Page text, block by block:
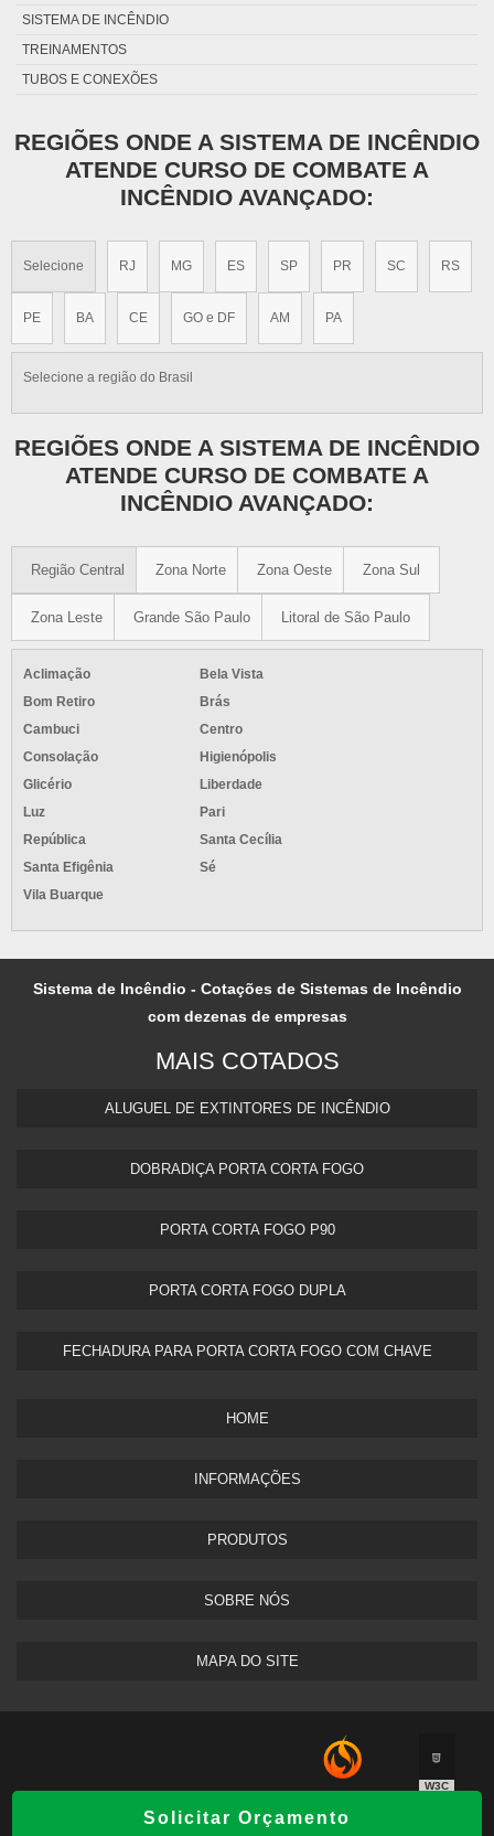
Solicitar Orçamento
SISTEMA DE INCÊNDIO
TREINAMENTOS
TUBOS E CONEXÕES
REGIÕES ONDE A SISTEMA DE INCÊNDIO
ATENDE CURSO DE COMBATE A
INCÊNDIO AVANÇADO:
Selecione RJ MG ES SP PR SC RS
PE BA CE GO e DF AM PA
Selecione a região do Brasil
REGIÕES ONDE A SISTEMA DE INCÊNDIO
ATENDE CURSO DE COMBATE A
INCÊNDIO AVANÇADO:
Região Central Zona Norte Zona Oeste Zona Sul
Zona Leste Grande São Paulo Litoral de São Paulo
Aclimação
Bela Vista
Bom Retiro
Brás
Cambuci
Centro
Consolação
Higienópolis
Glicério
Liberdade
Luz
Pari
República
Santa Cecília
Santa Efigênia
Sé
Vila Buarque
Sistema de Incêndio - Cotações de Sistemas de Incêndio
com dezenas de empresas
MAIS COTADOS
ALUGUEL DE EXTINTORES DE INCÊNDIO
DOBRADIÇA PORTA CORTA FOGO
PORTA CORTA FOGO P90
PORTA CORTA FOGO DUPLA​
FECHADURA PARA PORTA CORTA FOGO COM CHAVE
HOME
INFORMAÇÕES
PRODUTOS
SOBRE NÓS
MAPA DO SITE
W3C